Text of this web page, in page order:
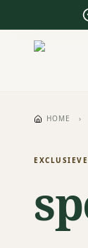
HOME ›